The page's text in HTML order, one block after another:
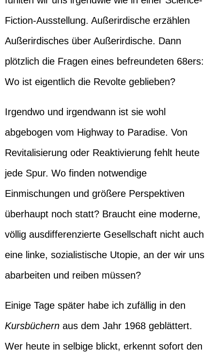
Fiction-Ausstellung. Außerirdische erzählen
Außerirdisches über Außerirdische. Dann
plötzlich die Fragen eines befreundeten 68ers:
Wo ist eigentlich die Revolte geblieben?
Irgendwo und irgendwann ist sie wohl
abgebogen vom Highway to Paradise. Von
Revitalisierung oder Reaktivierung fehlt heute
jede Spur. Wo finden notwendige
Einmischungen und größere Perspektiven
überhaupt noch statt? Braucht eine moderne,
völlig ausdifferenzierte Gesellschaft nicht auch
eine linke, sozialistische Utopie, an der wir uns
abarbeiten und reiben müssen?
Einige Tage später habe ich zufällig in den
Kursbüchern aus dem Jahr 1968 geblättert.
Wer heute in selbige blickt, erkennt sofort den